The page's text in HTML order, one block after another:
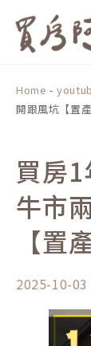
Home -
開跟風坑【置
買房
牛市
【置
2025-10-03